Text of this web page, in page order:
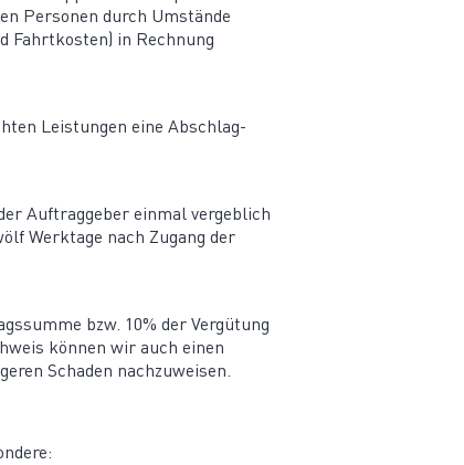
Personen durch Umstände
Fahrt­kosten) in Rechnung
Leistungen eine Abschlag­
Auftrag­geber einmal vergeblich
Werktage nach Zugang der
bzw. 10% der Vergütung
können wir auch einen
Schaden nachzuweisen.